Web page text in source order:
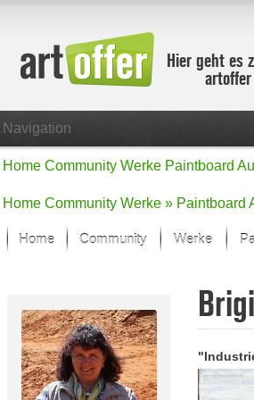
Hier geht es
Navigation
Home Community Werke Paintboard
Home Community Werke » Paintboard
Home Community Werke
Der letzte
Alle Fokus-
Fokus-
Neue Werke